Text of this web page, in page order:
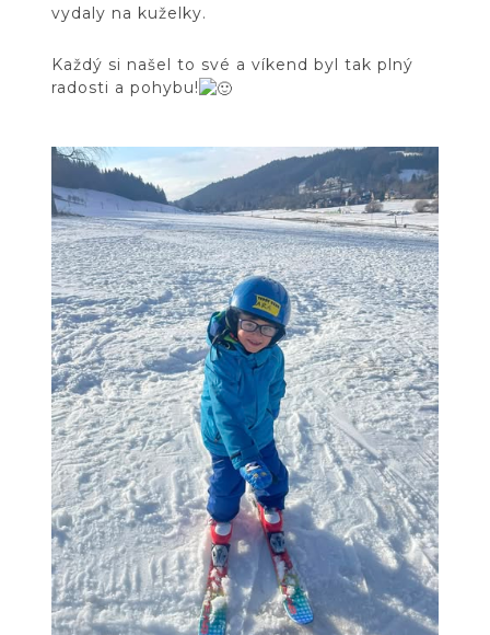
vydaly na kuželky.
Každý si našel to své a víkend byl tak plný
radosti a pohybu!